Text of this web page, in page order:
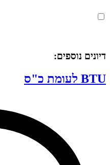
דיונים נוספים:
BTU לעומת כ"ס